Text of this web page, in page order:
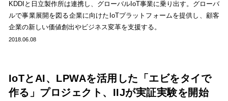
KDDIと日立製作所は連携し、グローバルIoT事業に乗り出す。グローバ
ルで事業展開を図る企業に向けたIoTプラットフォームを提供し、顧客
企業の新しい価値創出やビジネス変革を支援する。
2018.06.08
IoTとAI、LPWAを活用した「エビをタイで
作る」プロジェクト、IIJが実証実験を開始